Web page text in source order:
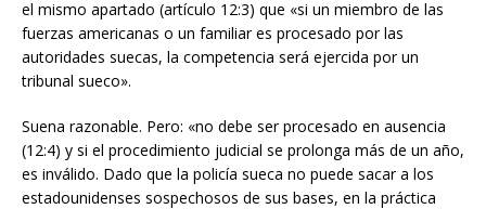
el mismo apartado (artículo 12:3) que «si un miembro de las
fuerzas americanas o un familiar es procesado por las
autoridades suecas, la competencia será ejercida por un
tribunal sueco».
Suena razonable. Pero: «no debe ser procesado en ausencia
(12:4) y si el procedimiento judicial se prolonga más de un año,
es inválido. Dado que la policía sueca no puede sacar a los
estadounidenses sospechosos de sus bases, en la práctica